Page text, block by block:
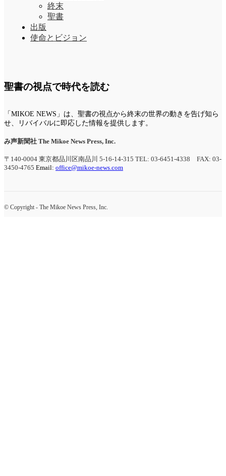
終末
聖書
出版
使命とビジョン
聖書の視点で時代を読む
「MIKOE NEWS」は、聖書の視点から終末の世界の動きを告げ知ら
せ、リバイバルに即応した情報を提供します。
み声新聞社 The Mikoe News Press, Inc.
〒140-0004 東京都品川区南品川 5-16-14-315 TEL: 03-6451-4338 FAX: 03-
3450-4765 Email: office@mikoe-news.com
© Copyright - The Mikoe News Press, Inc.